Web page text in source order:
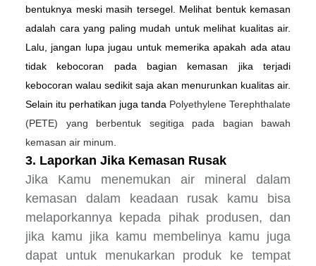
bentuknya meski masih tersegel. Melihat bentuk kemasan
adalah cara yang paling mudah untuk melihat kualitas air.
Lalu, jangan lupa jugau untuk memerika apakah ada atau
tidak kebocoran pada bagian kemasan jika terjadi
kebocoran walau sedikit saja akan menurunkan kualitas air.
Selain itu perhatikan juga tanda Polyethylene Terephthalate
(PETE) yang berbentuk segitiga pada bagian bawah
kemasan air minum.
3. Laporkan Jika Kemasan Rusak
Jika Kamu menemukan air mineral dalam
kemasan dalam keadaan rusak kamu bisa
melaporkannya kepada pihak produsen, dan
jika kamu jika kamu membelinya kamu juga
dapat untuk menukarkan produk ke tempat